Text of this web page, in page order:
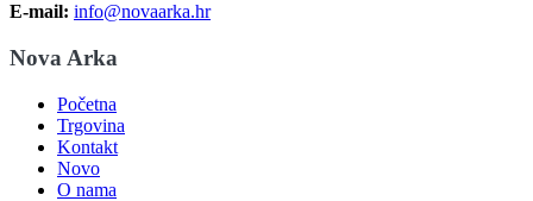
E-mail: info@novaarka.hr
Nova Arka
Početna
Trgovina
Kontakt
Novo
O nama